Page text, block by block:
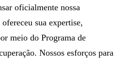
oficialmente nossa
sua expertise,
meio do Programa de
Nossos esforços para